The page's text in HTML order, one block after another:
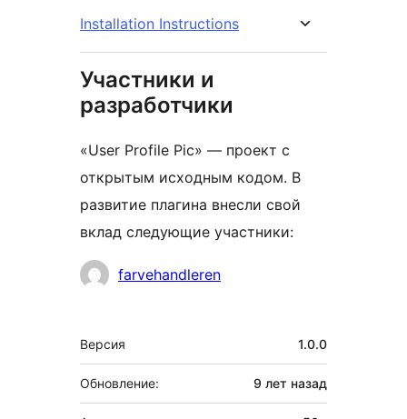
Installation Instructions
Участники и
разработчики
«User Profile Pic» — проект с
открытым исходным кодом. В
развитие плагина внесли свой
вклад следующие участники:
Участникиfarvehandleren
Мета
Версия 1.0.0
Обновление: 9 лет назад